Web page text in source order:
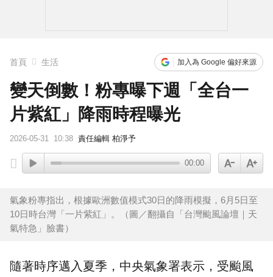
首頁 生活 加入為 Google 偏好來源
變天倒數！粉專曝下週「全台一
片紫紅」降雨時程曝光
2026-05-31 10:38 責任編輯 柏淨予
00:00
氣象粉專指出，根據歐洲數值模式30日的降雨模擬，6月5日至
10日時台灣「一片紫紅」。（圖／翻攝自「台灣颱風論壇｜天
氣特急」臉書）
隨著時序邁入夏季，中央氣象署表示，受颱風